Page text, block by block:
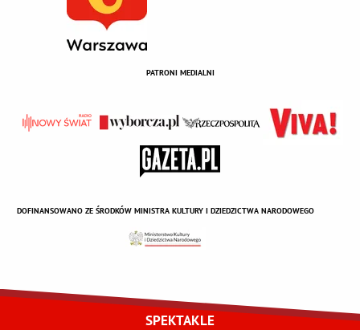
PATRONI MEDIALNI
DOFINANSOWANO ZE ŚRODKÓW MINISTRA KULTURY I DZIEDZICTWA NARODOWEGO
SPEKTAKLE